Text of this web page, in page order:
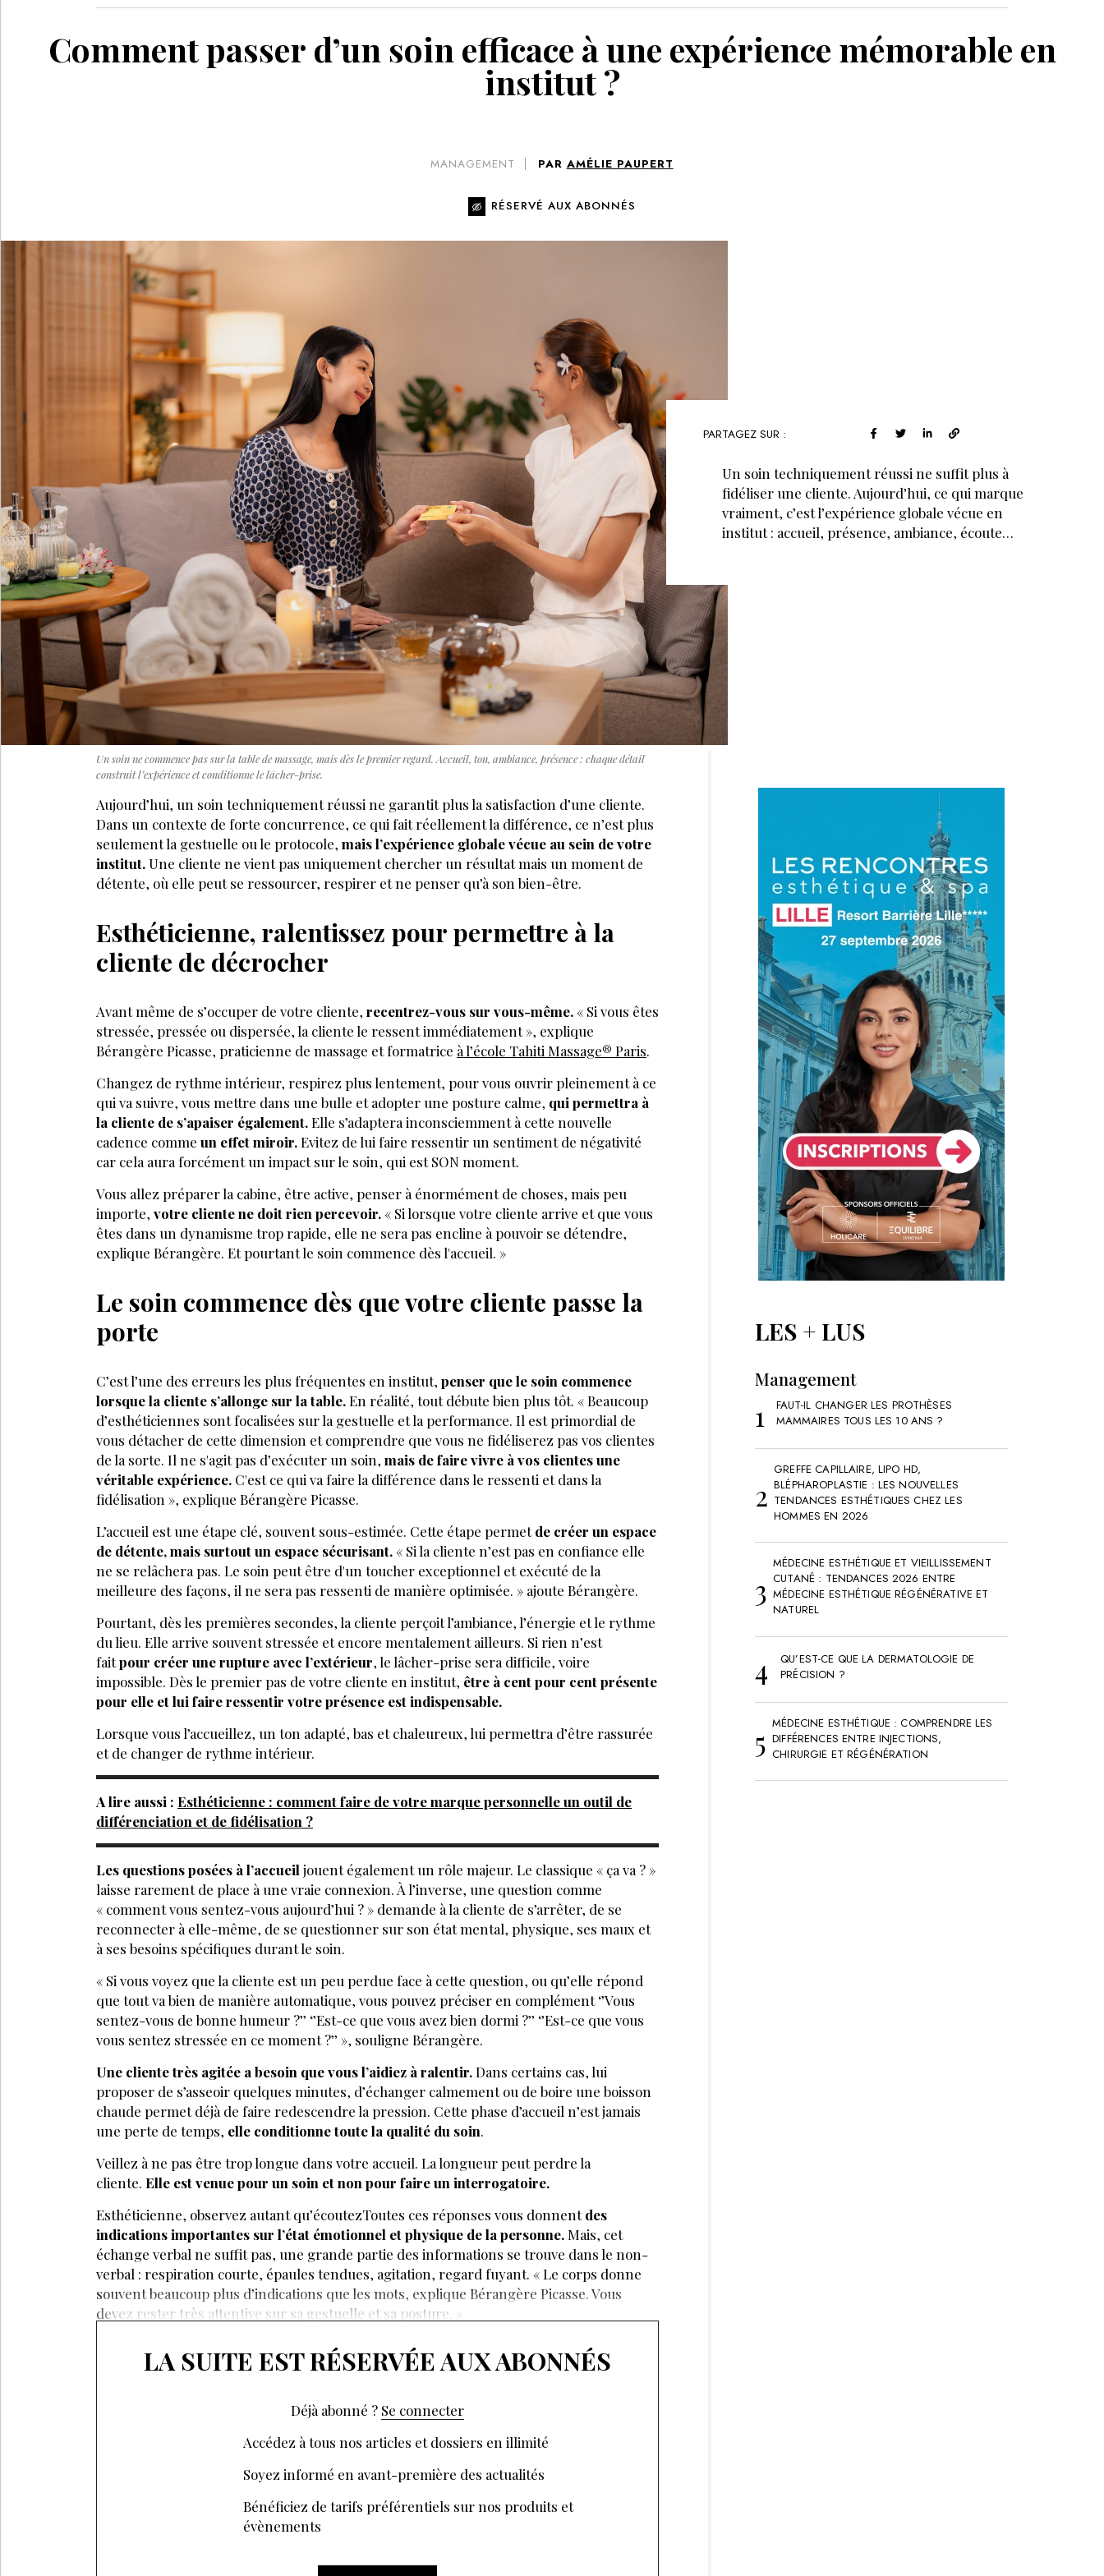
Comment passer d’un soin efficace à une expérience mémorable en
institut ?
MANAGEMENT PAR AMÉLIE PAUPERT
RÉSERVÉ AUX ABONNÉS
PARTAGEZ SUR :
Un soin techniquement réussi ne suffit plus à
fidéliser une cliente. Aujourd’hui, ce qui marque
vraiment, c’est l’expérience globale vécue en
institut : accueil, présence, ambiance, écoute…
Un soin ne commence pas sur la table de massage, mais dès le premier regard. Accueil, ton, ambiance, présence : chaque détail
construit l’expérience et conditionne le lâcher-prise.
Aujourd’hui, un soin techniquement réussi ne garantit plus la satisfaction d’une cliente.
Dans un contexte de forte concurrence, ce qui fait réellement la différence, ce n’est plus
seulement la gestuelle ou le protocole, mais l’expérience globale vécue au sein de votre
institut.Une cliente ne vient pas uniquement chercher un résultat mais un moment de
détente, où elle peut se ressourcer, respirer et ne penser qu’à son bien-être.
Esthéticienne, ralentissez pour permettre à la
cliente de décrocher
Avant même de s’occuper de votre cliente, recentrez-vous sur vous-même.« Si vous êtes
stressée, pressée ou dispersée, la cliente le ressent immédiatement », explique
Bérangère Picasse, praticienne de massage et formatrice à l’école Tahiti Massage® Paris.
Changez de rythme intérieur, respirez plus lentement, pour vous ouvrir pleinement à ce
qui va suivre, vous mettre dans une bulle et adopter une posture calme, qui permettra à
la cliente de s’apaiser également.Elle s’adaptera inconsciemment à cette nouvelle
cadence comme un effet miroir.Evitez de lui faire ressentir un sentiment de négativité
car cela aura forcément un impact sur le soin, qui est SON moment.
Vous allez préparer la cabine, être active, penser à énormément de choses, mais peu
importe, votre cliente ne doit rien percevoir.« Si lorsque votre cliente arrive et que vous
êtes dans un dynamisme trop rapide, elle ne sera pas encline à pouvoir se détendre,
explique Bérangère. Et pourtant le soin commence dès l'accueil. »
Le soin commence dès que votre cliente passe la
porte
C’est l’une des erreurs les plus fréquentes en institut, penser que le soin commence
lorsque la cliente s’allonge sur la table.En réalité, tout débute bien plus tôt. « Beaucoup
d’esthéticiennes sont focalisées sur la gestuelle et la performance. Il est primordial de
vous détacher de cette dimension et comprendre que vous ne fidéliserez pas vos clientes
de la sorte. Il ne s'agit pas d’exécuter un soin, mais de faire vivre à vos clientes une
véritable expérience. C'est ce qui va faire la différence dans le ressenti et dans la
fidélisation », explique Bérangère Picasse.
L’accueil est une étape clé, souvent sous-estimée. Cette étape permetde créer un espace
de détente, mais surtout un espace sécurisant.« Si la cliente n’est pas en confiance elle
ne se relâchera pas. Le soin peut être d'un toucher exceptionnel et exécuté de la
meilleure des façons, il ne sera pas ressenti de manière optimisée. » ajoute Bérangère.
Pourtant, dès les premières secondes, la cliente perçoit l’ambiance, l’énergie et le rythme
du lieu. Elle arrive souvent stressée et encore mentalement ailleurs. Si rien n’est
faitpour créer une rupture avec l’extérieur, le lâcher-prise sera difficile, voire
impossible. Dès le premier pas de votre cliente en institut, être à cent pour cent présente
pour elle et lui faire ressentir votre présence est indispensable.
Lorsque vous l’accueillez, un ton adapté, bas et chaleureux, lui permettra d’être rassurée
et de changer de rythme intérieur.
A lire aussi : Esthéticienne : comment faire de votre marque personnelle un outil de
différenciation et de fidélisation ?
Les questions posées à l’accueil jouent également un rôle majeur. Le classique « ça va ? »
laisse rarement de place à une vraie connexion. À l’inverse, une question comme
« comment vous sentez-vous aujourd’hui ? » demande à la cliente de s’arrêter, de se
reconnecter à elle-même, de se questionner sur son état mental, physique, ses maux et
à ses besoins spécifiques durant le soin.
« Si vous voyez que la cliente est un peu perdue face à cette question, ou qu’elle répond
que tout va bien de manière automatique, vous pouvez préciser en complément ‘’Vous
sentez-vous de bonne humeur ?’’ ‘’Est-ce que vous avez bien dormi ?’’ ‘’Est-ce que vous
vous sentez stressée en ce moment ?’’ », souligne Bérangère.
Une cliente très agitée a besoin que vous l’aidiez à ralentir.Dans certains cas, lui
proposer de s’asseoir quelques minutes, d’échanger calmement ou de boire une boisson
chaude permet déjà de faire redescendre la pression. Cette phase d’accueil n’est jamais
une perte de temps, elle conditionne toute la qualité du soin.
Veillez à ne pas être trop longue dans votre accueil. La longueur peut perdre la
cliente. Elle est venue pour un soin et non pour faire un interrogatoire.
Esthéticienne, observez autant qu’écoutezToutes ces réponses vous donnentdes
indications importantes sur l’état émotionnel et physique de la personne.Mais, cet
échange verbal ne suffit pas, une grande partie des informations se trouve dans le non-
verbal : respiration courte, épaules tendues, agitation, regard fuyant. « Le corps donne
souvent beaucoup plus d’indications que les mots, explique Bérangère Picasse. Vous
devez rester très attentive sur sa gestuelle et sa posture. »
LA SUITE EST RÉSERVÉE AUX ABONNÉS
Déjà abonné ? Se connecter
Accédez à tous nos articles et dossiers en illimité
Soyez informé en avant-première des actualités
Bénéficiez de tarifs préférentiels sur nos produits et
évènements
LES + LUS
Management
FAUT-IL CHANGER LES PROTHÈSES
MAMMAIRES TOUS LES 10 ANS ?
GREFFE CAPILLAIRE, LIPO HD,
BLÉPHAROPLASTIE : LES NOUVELLES
TENDANCES ESTHÉTIQUES CHEZ LES
HOMMES EN 2026
MÉDECINE ESTHÉTIQUE ET VIEILLISSEMENT
CUTANÉ : TENDANCES 2026 ENTRE
MÉDECINE ESTHÉTIQUE RÉGÉNÉRATIVE ET
NATUREL
QU’EST-CE QUE LA DERMATOLOGIE DE
PRÉCISION ?
MÉDECINE ESTHÉTIQUE : COMPRENDRE LES
DIFFÉRENCES ENTRE INJECTIONS,
CHIRURGIE ET RÉGÉNÉRATION